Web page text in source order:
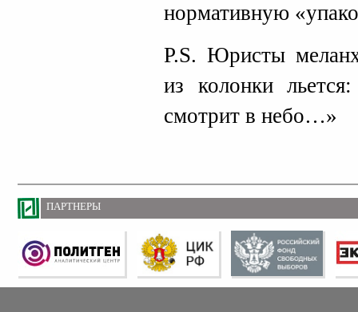
нормативную
P.S. Юристы
из колонки
смотрит в небо…»
ПАРТНЕРЫ